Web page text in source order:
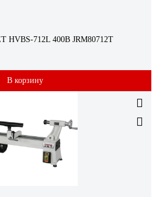
HVBS-712L 400В JRM80712T
В корзину